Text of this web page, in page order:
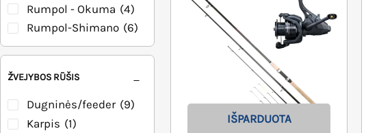
Rumpol - Okuma (4)
Rumpol-Shimano (6)
ŽVEJYBOS RŪŠIS
Dugninės/feeder (9)
Karpis (1)
IŠPARDUOTA